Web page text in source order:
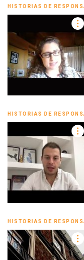
HISTORIAS DE
HISTORIAS DE
HISTORIAS DE